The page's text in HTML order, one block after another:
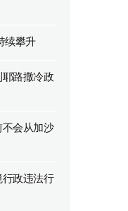
续攀升
路撒冷政
会从加沙
政违法行